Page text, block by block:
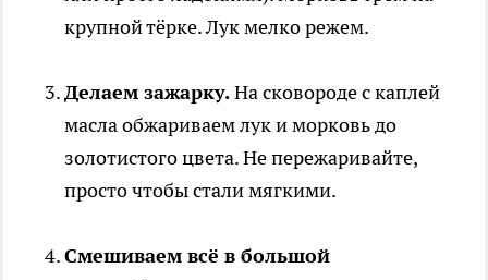
крупной тёрке. Лук мелко режем.
Делаем зажарку.На сковороде с каплей
масла обжариваем лук и морковь до
золотистого цвета. Не пережаривайте,
просто чтобы стали мягкими.
Смешиваем всё в большой